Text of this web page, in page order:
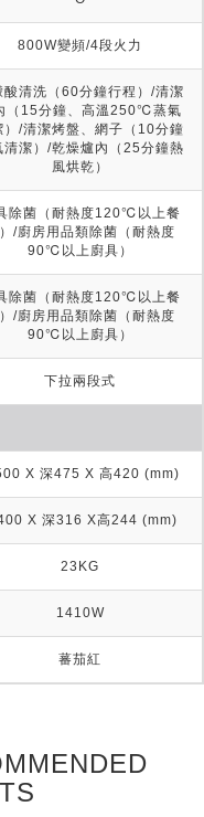
800W變頻/4段火力
酸清洗（60分鐘行程）/清潔
（15分鐘、高溫250℃蒸氣
）/清潔烤盤、網子（10分鐘
清潔）/乾燥爐內（25分鐘熱
風烘乾）
除菌（耐熱度120℃以上餐
/廚房用品類除菌（耐熱度
90℃以上廚具）
除菌（耐熱度120℃以上餐
/廚房用品類除菌（耐熱度
90℃以上廚具）
下拉兩段式
X 深475 X 高420 (mm)
X 深316 X高244 (mm)
23KG
1410W
蕃茄紅